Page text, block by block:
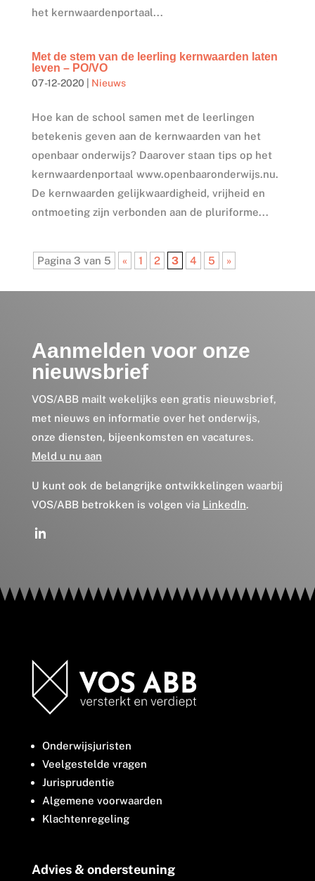
het kernwaardenportaal...
Met de stem van de leerling kernwaarden laten
leven – PO/VO
07-12-2020 Nieuws
Hoe kan de school samen met de leerlingen
betekenis geven aan de kernwaarden van het
openbaar onderwijs? Daarover staan tips op het
kernwaardenportaal www.openbaaronderwijs.nu.
De kernwaarden gelijkwaardigheid, vrijheid en
ontmoeting zijn verbonden aan de pluriforme...
Pagina 3 van 5 « 1 2 3 4 5 »
Aanmelden voor onze
nieuwsbrief
VOS/ABB mailt wekelijks een gratis nieuwsbrief,
met nieuws en informatie over het onderwijs,
onze diensten, bijeenkomsten en vacatures.
Meld u nu aan
U kunt ook de belangrijke ontwikkelingen waarbij
VOS/ABB betrokken is volgen via LinkedIn.
Onderwijsjuristen
Veelgestelde vragen
Jurisprudentie
Algemene voorwaarden
Klachtenregeling
Advies & ondersteuning